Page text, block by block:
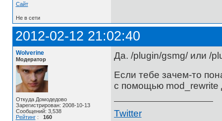
Сайт
Не в сети
2012-02-12 21:02:40
Wolverine
Модератор
Откуда Домодедово
Зарегистрирован: 2008-10-13
Сообщений: 3,538
Рейтинг: 160
Да. /plugin/gsmg/ или /
Если тебе зачем-то
с помощью mod_rewrite
Twitter